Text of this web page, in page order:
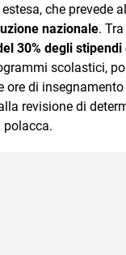
che prevede
nazionale.
30% degli
scolastici,
ore di
revisione di
polacca.